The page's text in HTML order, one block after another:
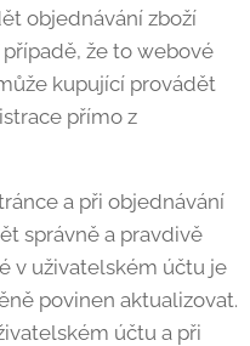
objednávání zboží
případě, že to webové
kupující provádět
přímo z
a při objednávání
správně a pravdivě
v uživatelském účtu je
povinen aktualizovat.
účtu a při